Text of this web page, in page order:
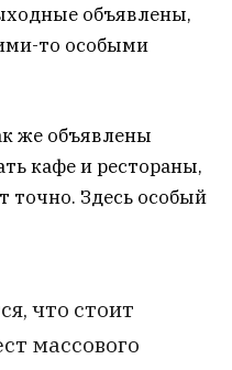
объявлены,
то особыми
же объявлены
кафе и рестораны,
точно. Здесь особый
что стоит
массового